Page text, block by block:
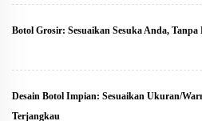
Botol Grosir: Sesuaikan Sesuka Anda, Tanpa
Desain Botol Impian: Sesuaikan Ukuran/
Terjangkau